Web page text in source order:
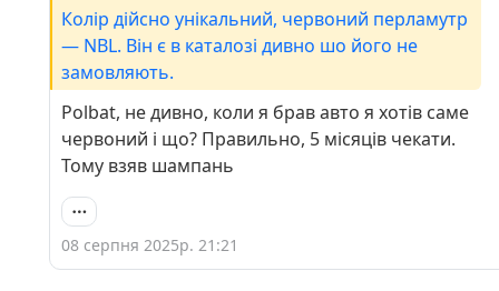
Колір дійсно унікальний, червоний перламутр
— NBL. Він є в каталозі дивно шо його не
замовляють.
Polbat, не дивно, коли я брав авто я хотів саме
червоний і що? Правильно, 5 місяців чекати.
Тому взяв шампань
08 серпня 2025р. 21:21